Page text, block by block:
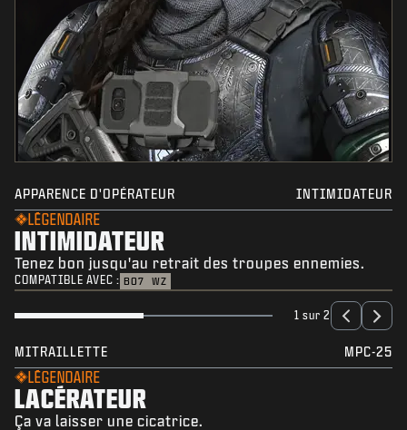
APPARENCE D'OPÉRATEUR INTIMIDATEUR
LÉGENDAIRE
INTIMIDATEUR
Tenez bon jusqu'au retrait des troupes ennemies.
COMPATIBLE AVEC : BO7 WZ
1 sur 2
MITRAILLETTE MPC-25
LÉGENDAIRE
LACÉRATEUR
Ça va laisser une cicatrice.